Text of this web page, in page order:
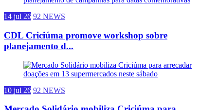
14 jul 26 92 NEWS
CDL Criciúma promove workshop sobre
planejamento d...
10 jul 26 92 NEWS